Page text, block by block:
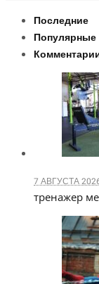
Последние
Популярные
7 АВГУСТА
тренажер